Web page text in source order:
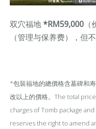
双穴福地*RM59,000
（管理与保养费），但
*包裝福地的總價格含墓碑和
改以上的價格。The total
charges of Tomb package
reserves the right to amend